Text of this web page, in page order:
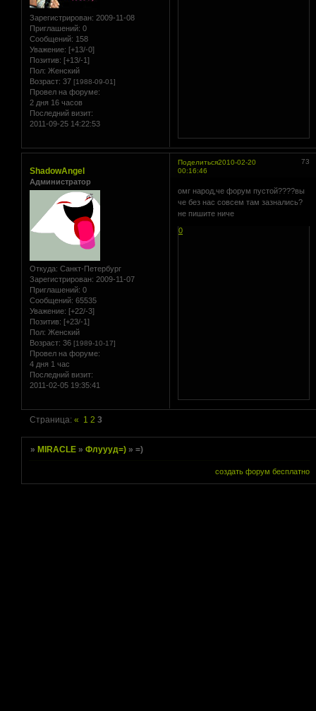
Зарегистрирован: 2009-11-08
Приглашений: 0
Сообщений: 158
Уважение: [+13/-0]
Позитив: [+13/-1]
Пол: Женский
Возраст: 37 [1988-09-01]
Провел на форуме:
2 дня 16 часов
Последний визит:
2011-09-25 14:22:53
Поделиться 73
2010-02-20
00:16:46
ShadowAngel
Администратор
Откуда: Санкт-Петербург
Зарегистрирован: 2009-11-07
Приглашений: 0
Сообщений: 65535
Уважение: [+22/-3]
Позитив: [+23/-1]
Пол: Женский
Возраст: 36 [1989-10-17]
Провел на форуме:
4 дня 1 час
Последний визит:
2011-02-05 19:35:41
омг народ,че форум пустой????вы
че без нас совсем там зазнались?
не пишите ниче
0
Страница:« 1 2 3
»MIRACLE »Флуууд=) »=)
создать форум бесплатно